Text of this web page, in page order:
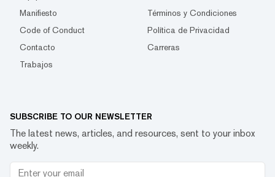
Manifiesto
Términos y Condiciones
Code of Conduct
Política de Privacidad
Contacto
Carreras
Trabajos
SUBSCRIBE TO OUR NEWSLETTER
The latest news, articles, and resources, sent to your inbox
weekly.